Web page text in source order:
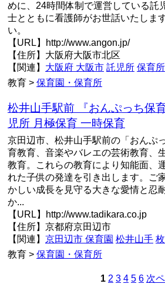
めに、24時間体制で運営している託
士とともに看護師がお世話いたしま
い。
【URL】http://www.angon.jp/
【住所】大阪府大阪市北区
【関連】 大阪府 大阪市 託児所 保育所
教育 > 保育園・保育所
松井山手駅前 『おんぷっち保
児所 月極保育 一時保育
京田辺市、松井山手駅前の「おんぷ
育教育、音楽やバレエの芸術教育、
教育。これらの教育により知能面、
れた子供の発達を引き出します。ご
かしい成長を見守る大きな愛情と忍
か...
【URL】http://www.tadikara.co.jp
【住所】京都府京田辺市
【関連】 京田辺市 保育園 松井山手
教育 > 保育園・保育所
1 2 3 4 5 6 次